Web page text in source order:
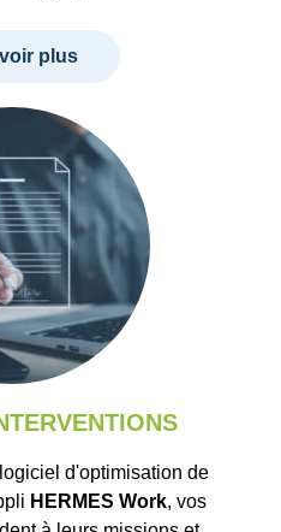
plus
d'optimisation de
HERMES Work, vos